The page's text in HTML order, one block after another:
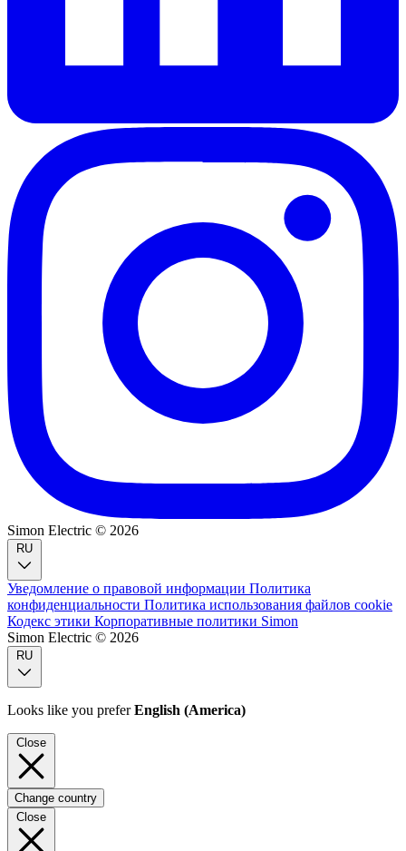
Simon Electric © 2026
Уведомление о правовой информации Политика
конфиденциальности Политика использования файлов cookie
Кодекс этики Корпоративные политики Simon
Simon Electric © 2026
Looks like you preferEnglish (America)
Change country